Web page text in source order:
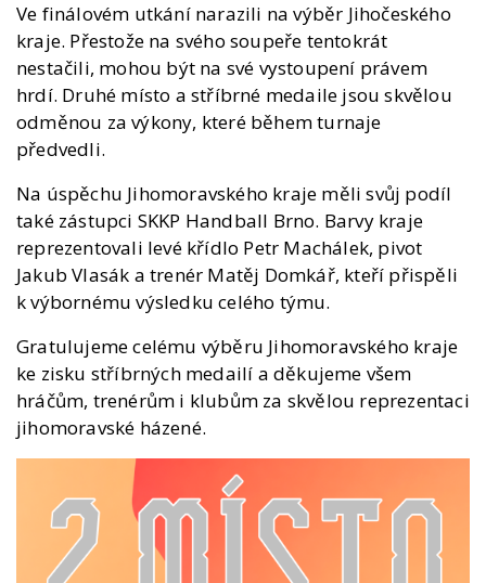
Ve finálovém utkání narazili na výběr Jihočeského
kraje. Přestože na svého soupeře tentokrát
nestačili, mohou být na své vystoupení právem
hrdí. Druhé místo a stříbrné medaile jsou skvělou
odměnou za výkony, které během turnaje
předvedli.
Na úspěchu Jihomoravského kraje měli svůj podíl
také zástupci SKKP Handball Brno. Barvy kraje
reprezentovali levé křídlo Petr Machálek, pivot
Jakub Vlasák a trenér Matěj Domkář, kteří přispěli
k výbornému výsledku celého týmu.
Gratulujeme celému výběru Jihomoravského kraje
ke zisku stříbrných medailí a děkujeme všem
hráčům, trenérům i klubům za skvělou reprezentaci
jihomoravské házené.